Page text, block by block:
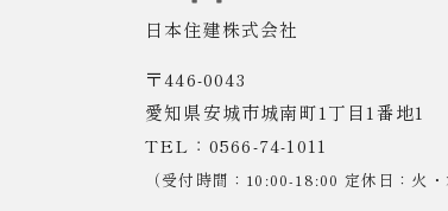
日本住建株式会社
〒446-0043
愛知県安城市城南町1丁目1番地1
TEL：0566-74-1011
（受付時間：10:00-18:00 定休日：火・